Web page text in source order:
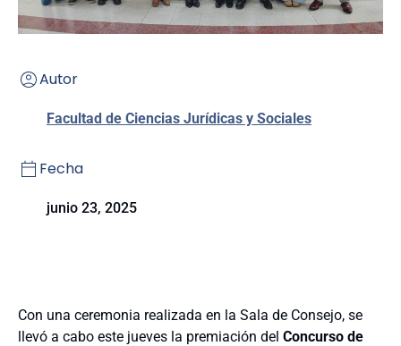
Autor
Facultad de Ciencias Jurídicas y Sociales
Fecha
junio 23, 2025
Con una ceremonia realizada en la Sala de Consejo, se
llevó a cabo este jueves la premiación del Concurso de